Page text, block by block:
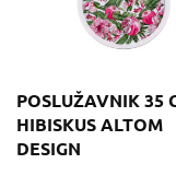
POSLUŽAVNIK 35
HIBISKUS ALTOM
DESIGN